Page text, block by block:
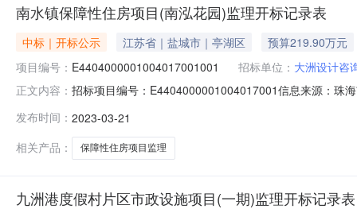
南水镇保障性住房项目(南泓花园)监理开标记录表
中标｜开标公示 江苏省｜盐城市｜亭湖区
预算219.90万元
项目编号： E4404000001004017001001 招标单位： 大洲设计咨
正文内容： 招标项目编号：E4404000001004017001信息来源：珠
住房项目（南泓花园）监理序号投标人名称是否进入资
发布时间： 2023-03-21
相关产品：
保障性住房项目监理
九洲港度假村片区市政设施项目(一期)监理开标记录表